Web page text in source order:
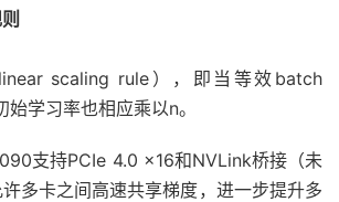
scaling rule），即当等效batch
学习率也相应乘以n。
支持PCIe 4.0 x16和NVLink桥接（未
多卡之间高速共享梯度，进一步提升多